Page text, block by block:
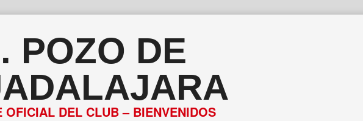
POZO DE
OFICIAL DEL CLUB – BIENVENIDOS